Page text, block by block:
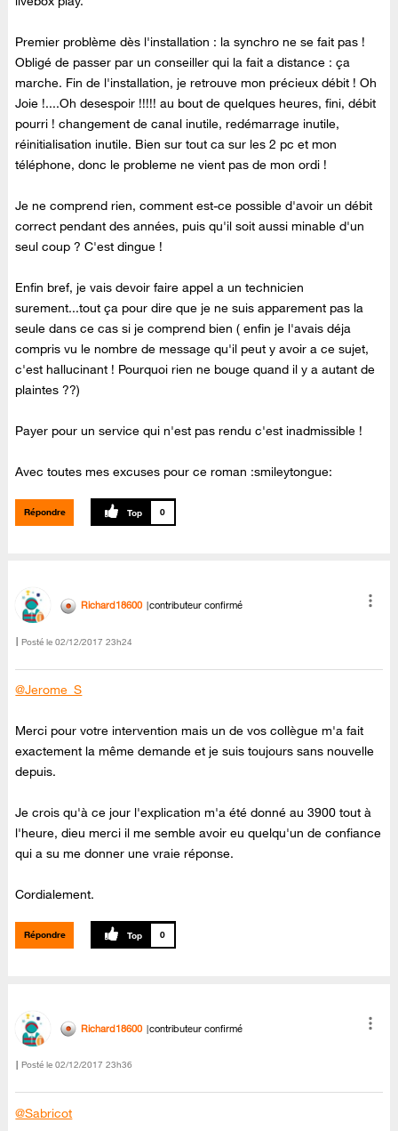
Premier problème dès l'installation : la synchro ne se fait pas !
Obligé de passer par un conseiller qui la fait a distance : ça
marche. Fin de l'installation, je retrouve mon précieux débit ! Oh
Joie !....Oh desespoir !!!!! au bout de quelques heures, fini, débit
pourri ! changement de canal inutile, redémarrage inutile,
réinitialisation inutile. Bien sur tout ca sur les 2 pc et mon
téléphone, donc le probleme ne vient pas de mon ordi !
Je ne comprend rien, comment est-ce possible d'avoir un débit
correct pendant des années, puis qu'il soit aussi minable d'un
seul coup ? C'est dingue !
Enfin bref, je vais devoir faire appel a un technicien
surement...tout ça pour dire que je ne suis apparement pas la
seule dans ce cas si je comprend bien ( enfin je l'avais déja
compris vu le nombre de message qu'il peut y avoir a ce sujet,
c'est hallucinant ! Pourquoi rien ne bouge quand il y a autant de
plaintes ??)
Payer pour un service qui n'est pas rendu c'est inadmissible !
Avec toutes mes excuses pour ce roman :smileytongue:
Répondre 0
Richard18600 contributeur confirmé
Posté le ‎02/12/2017 23h24
@Jerome_S
Merci pour votre intervention mais un de vos collègue m'a fait
exactement la même demande et je suis toujours sans nouvelle
depuis.
Je crois qu'à ce jour l'explication m'a été donné au 3900 tout à
l'heure, dieu merci il me semble avoir eu quelqu'un de confiance
qui a su me donner une vraie réponse.
Cordialement.
Répondre 0
Richard18600 contributeur confirmé
Posté le ‎02/12/2017 23h36
@Sabricot